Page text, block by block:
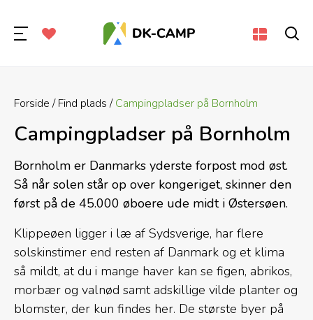
Forside Find plads Campingpladser på Bornholm
Campingpladser på Bornholm
Bornholm er Danmarks yderste forpost mod øst.
Så når solen står op over kongeriget, skinner den
først på de 45.000 øboere ude midt i Østersøen.
Klippeøen ligger i læ af Sydsverige, har flere
solskinstimer end resten af Danmark og et klima
så mildt, at du i mange haver kan se figen, abrikos,
morbær og valnød samt adskillige vilde planter og
blomster, der kun findes her. De største byer på